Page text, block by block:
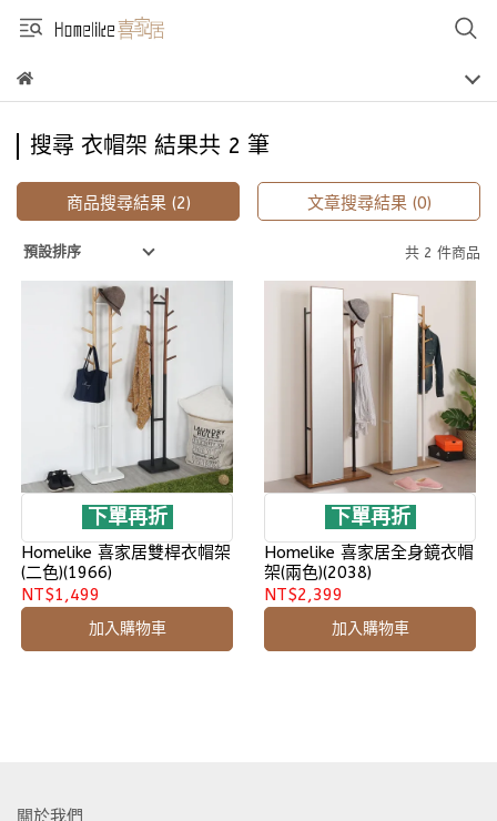
搜尋 衣帽架 結果共 2 筆
商品搜尋結果 (2) 文章搜尋結果 (0)
預設排序 共 2 件商品
下單再折
Homelike 喜家居雙桿衣帽架
(二色)(1966)
NT$1,499
加入購物車
下單再折
Homelike 喜家居全身鏡衣帽
架(兩色)(2038)
NT$2,399
加入購物車
關於我們